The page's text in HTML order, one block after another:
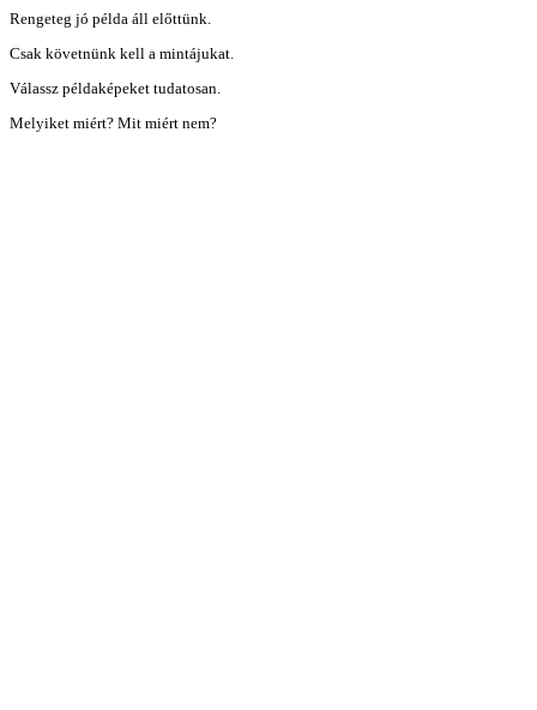
Rengeteg jó példa áll előttünk.
Csak követnünk kell a mintájukat.
Válassz példaképeket tudatosan.
Melyiket miért? Mit miért nem?